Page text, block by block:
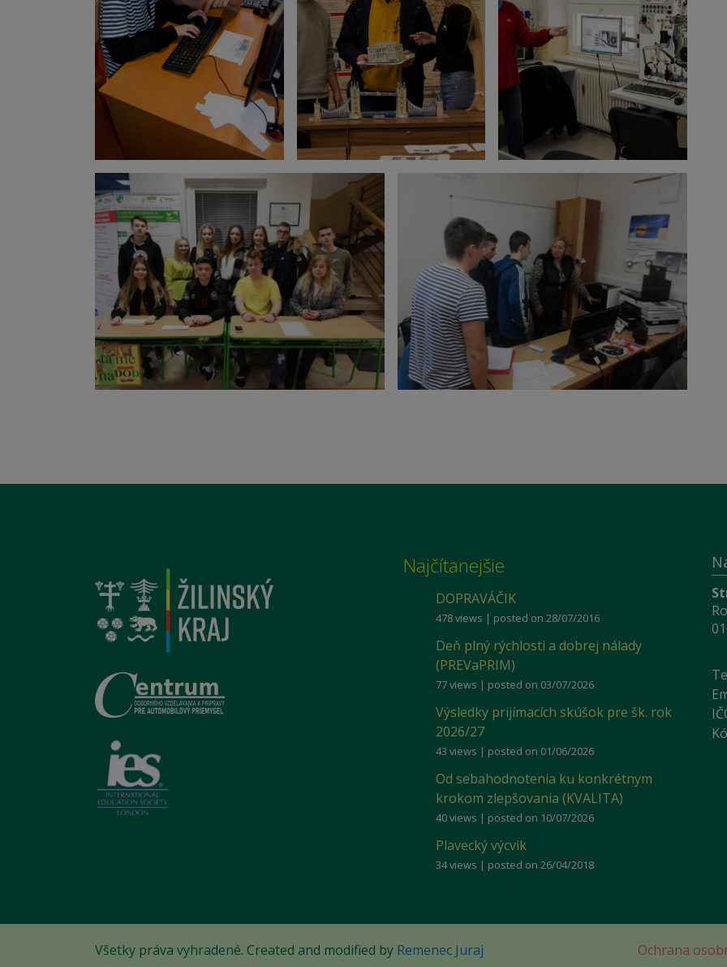
Najčítanejšie
DOPRAVÁČIK
478 views | posted on 28/07/2016
Deň plný rýchlosti a dobrej nálady
(PREVaPRIM)
77 views | posted on 03/07/2026
Výsledky prijímacích skúšok pre šk. rok
2026/27
43 views | posted on 01/06/2026
Od sebahodnotenia ku konkrétnym
krokom zlepšovania (KVALITA)
40 views | posted on 10/07/2026
Plavecký výcvik
34 views | posted on 26/04/2018
Všetky práva vyhradené. Created and modified by Remenec Juraj Ochrana